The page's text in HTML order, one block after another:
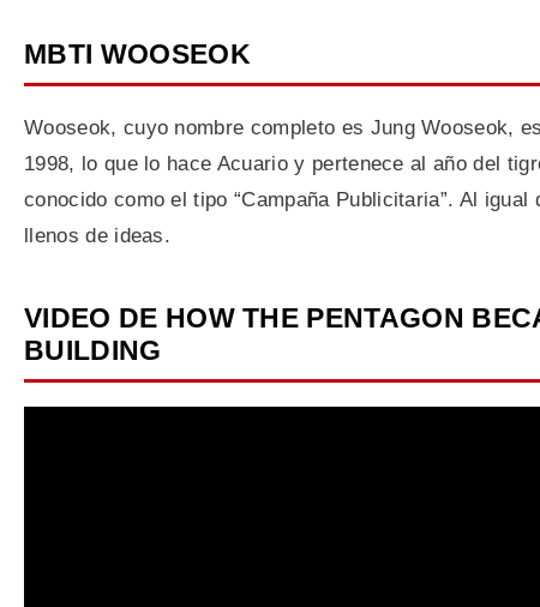
MBTI WOOSEOK
Wooseok, cuyo nombre completo es Jung Wooseok,
1998, lo que lo hace Acuario y pertenece al año del
conocido como el tipo “Campaña Publicitaria”. Al
llenos de ideas.
VIDEO DE HOW THE PENTAGON
BUILDING